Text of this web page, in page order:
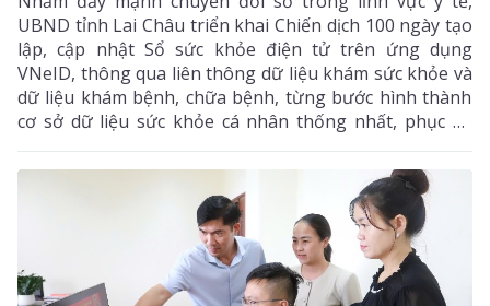
UBND tỉnh Lai Châu triển khai Chiến dịch 100 ngày tạo
lập, cập nhật Sổ sức khỏe điện tử trên ứng dụng
VNeID, thông qua liên thông dữ liệu khám sức khỏe và
dữ liệu khám bệnh, chữa bệnh, từng bước hình thành
cơ sở dữ liệu sức khỏe cá nhân thống nhất, phục vụ
quản lý sức khỏe toàn dân.